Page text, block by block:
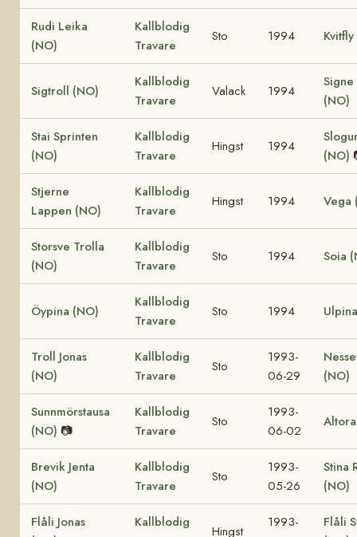
Rudi Leika
(NO)
Kallblodig
Travare
Sto 1994
Sigtroll (NO)
Kallblodig
Travare
Valack 1994
Signe
(NO)
Stai Sprinten
(NO)
Kallblodig
Travare
Hingst 1994
(NO)
Stjerne
Lappen (NO)
Kallblodig
Travare
Hingst 1994 Vega
Storsve Trolla
(NO)
Kallblodig
Travare
Sto 1994 Soia
Öypina (NO)
Kallblodig
Travare
Sto 1994
Troll Jonas
(NO)
Kallblodig
Travare
Sto
1993-
06-29
(NO)
Sunnmörstausa
(NO) 📷
Kallblodig
Travare
Sto
1993-
06-02
Brevik Jenta
(NO)
Kallblodig
Travare
Sto
1993-
05-26
Stina
(NO)
Flåli Jonas
Kallblodig
Hingst
1993-
Flåli